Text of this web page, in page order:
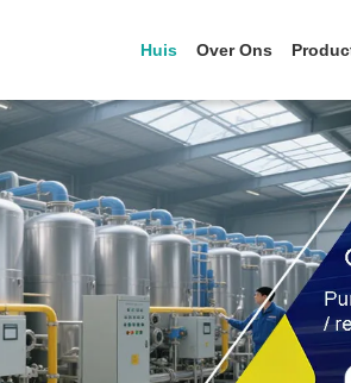
Huis Over Ons